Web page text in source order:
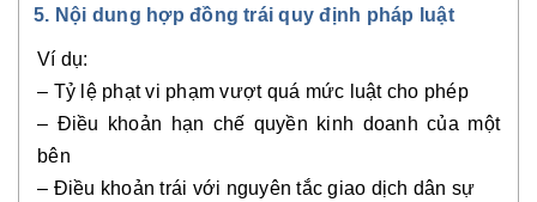
5. Nội dung hợp đồng trái quy định pháp luật
Ví dụ:
– Tỷ lệ phạt vi phạm vượt quá mức luật cho phép
– Điều khoản hạn chế quyền kinh doanh của một
bên
– Điều khoản trái với nguyên tắc giao dịch dân sự